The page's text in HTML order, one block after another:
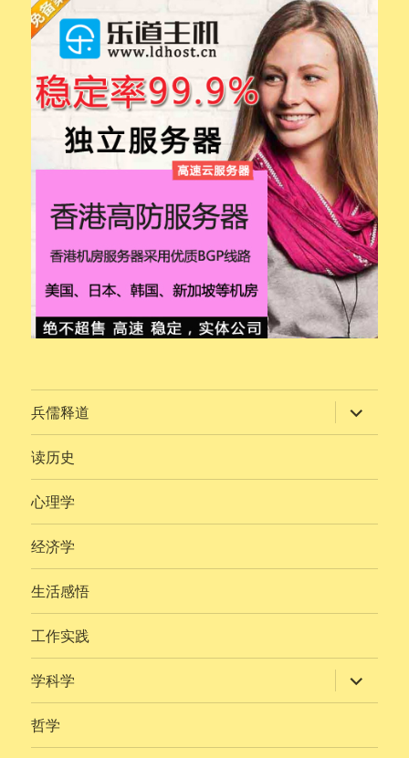
兵儒释道 展
开
子
读历史
心理学
经济学
生活感悟
工作实践
学科学 展
开
子
哲学